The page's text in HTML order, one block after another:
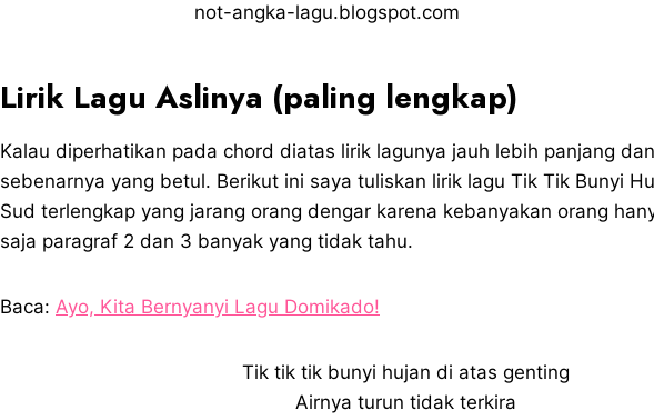
not-angka-lagu.blogspot.com
Lirik Lagu Aslinya (paling lengkap)
Kalau diperhatikan pada chord diatas lirik lagunya jauh lebih panjang
sebenarnya yang betul. Berikut ini saya tuliskan lirik lagu Tik Tik Bunyi
Sud terlengkap yang jarang orang dengar karena kebanyakan orang
saja paragraf 2 dan 3 banyak yang tidak tahu.
Baca: Ayo, Kita Bernyanyi Lagu Domikado!
Tik tik tik bunyi hujan di atas genting
Airnya turun tidak terkira